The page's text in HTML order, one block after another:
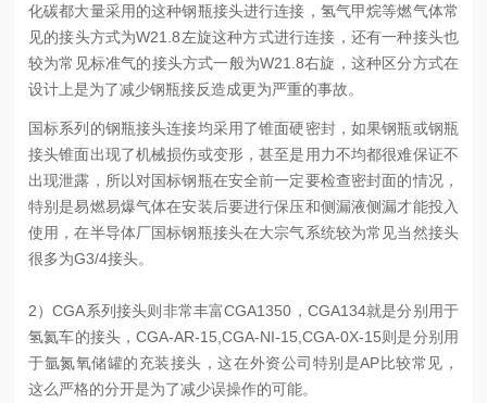
化碳都大量采用的这种钢瓶接头进行连接，氢气甲烷等燃气体常
见的接头方式为W21.8左旋这种方式进行连接，还有一种接头也
较为常见标准气的接头方式一般为W21.8右旋，这种区分方式在
设计上是为了减少钢瓶接反造成更为严重的事故。
国标系列的钢瓶接头连接均采用了锥面硬密封，如果钢瓶或钢瓶
接头锥面出现了机械损伤或变形，甚至是用力不均都很难保证不
出现泄露，所以对国标钢瓶在安全前一定要检查密封面的情况，
特别是易燃易爆气体在安装后要进行保压和侧漏液侧漏才能投入
使用，在半导体厂国标钢瓶接头在大宗气系统较为常见当然接头
很多为G3/4接头。
2）CGA系列接头则非常丰富CGA1350，CGA134就是分别用于
氢氦车的接头，CGA-AR-15,CGA-NI-15,CGA-0X-15则是分别用
于氩氮氧储罐的充装接头，这在外资公司特别是AP比较常见，
这么严格的分开是为了减少误操作的可能。